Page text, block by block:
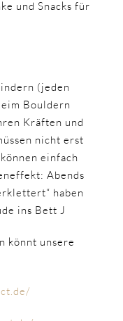
und Snacks für
(jeden
Bouldern
Kräften und
nicht erst
einfach
Abends
haben
ins Bett J
könnt unsere